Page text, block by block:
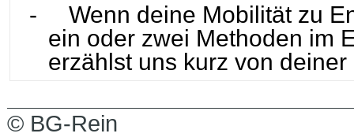
-
Wenn deine Mobilität zu
ein oder zwei Methoden im
erzählst uns kurz von
© BG-Rein